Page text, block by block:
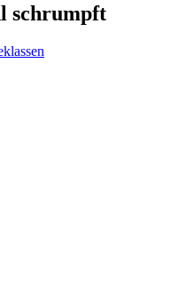
schrumpft